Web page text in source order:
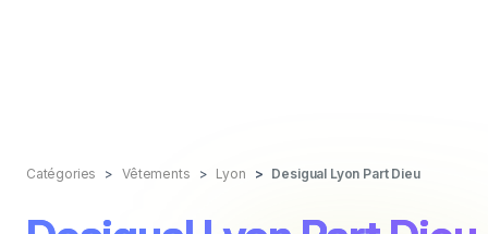
Catégories Vêtements Lyon Desigual Lyon Part Dieu